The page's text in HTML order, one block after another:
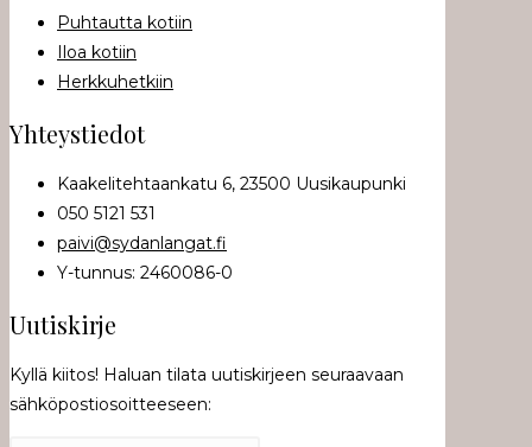
Puhtautta kotiin
Iloa kotiin
Herkkuhetkiin
Yhteystiedot
Kaakelitehtaankatu 6, 23500 Uusikaupunki
050 5121 531
paivi@sydanlangat.fi
Y-tunnus: 2460086-0
Uutiskirje
Kyllä kiitos! Haluan tilata uutiskirjeen seuraavaan
sähköpostiosoitteeseen: